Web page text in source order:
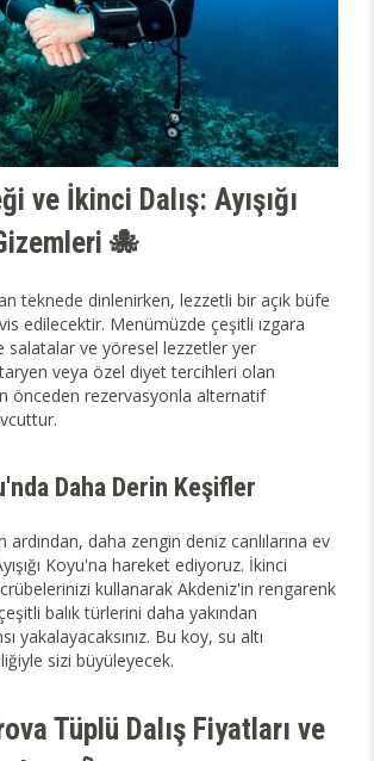
ve İkinci Dalış: Ayışığı
🐙
teknede dinlenirken, lezzetli bir açık büfe
edilecektir. Menümüzde çeşitli ızgara
salatalar ve yöresel lezzetler yer
veya özel diyet tercihleri olan
önceden rezervasyonla alternatif
Daha Derin Keşifler
ardından, daha zengin deniz canlılarına ev
Koyu'na hareket ediyoruz. İkinci
kullanarak Akdeniz'in rengarenk
balık türlerini daha yakından
yakalayacaksınız. Bu koy, su altı
sizi büyüleyecek.
Tüplü Dalış Fiyatları ve